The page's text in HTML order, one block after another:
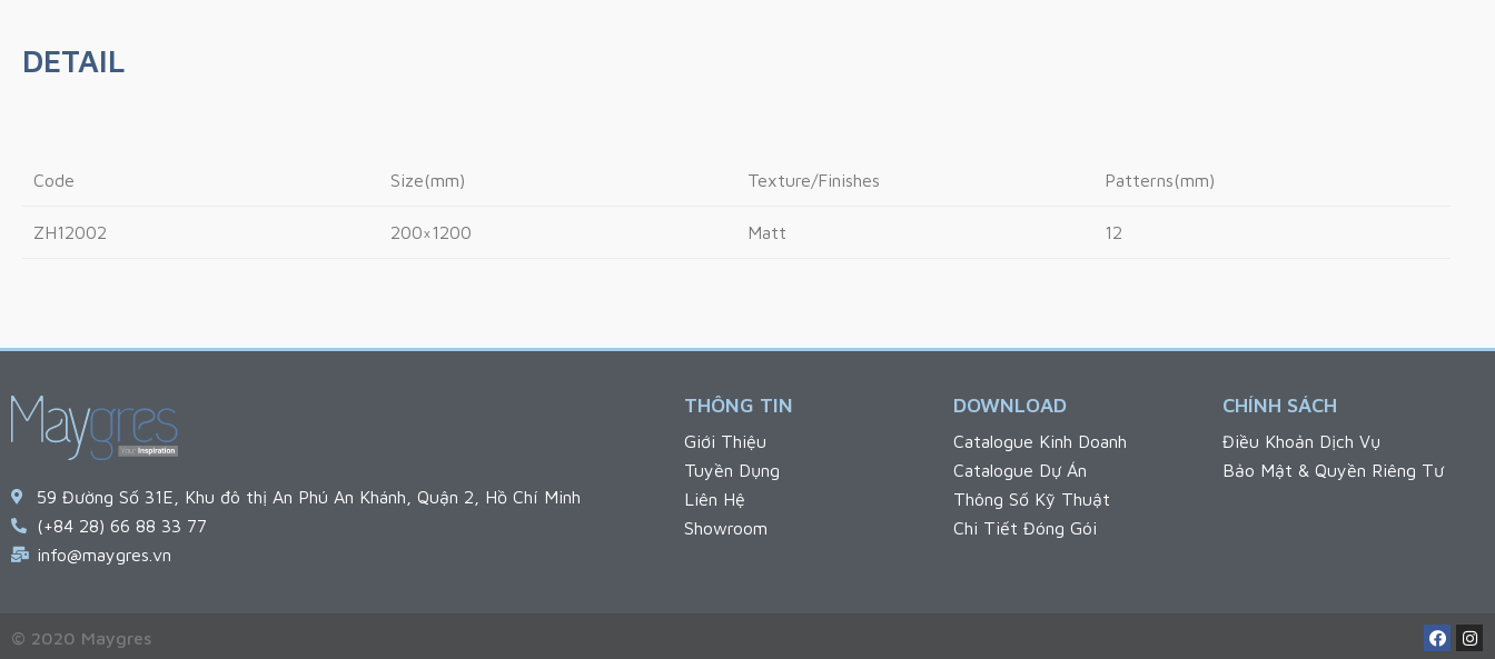
DETAIL
Code Size(mm) Texture/Finishes Patterns(mm)
ZH12002 200×1200 Matt 12
59 Đường Số 31E, Khu đô thị An Phú An Khánh, Quận 2, Hồ Chí Minh
(+84 28) 66 88 33 77
info@maygres.vn
THÔNG TIN
Giới Thiệu
Tuyền Dụng
Liên Hệ
Showroom
DOWNLOAD
Catalogue Kinh Doanh
Catalogue Dự Án
Thông Số Kỹ Thuật
Chi Tiết Đóng Gói
CHÍNH SÁCH
Điều Khoản Dịch Vụ
Bảo Mật & Quyền Riêng Tư
© 2020 Maygres